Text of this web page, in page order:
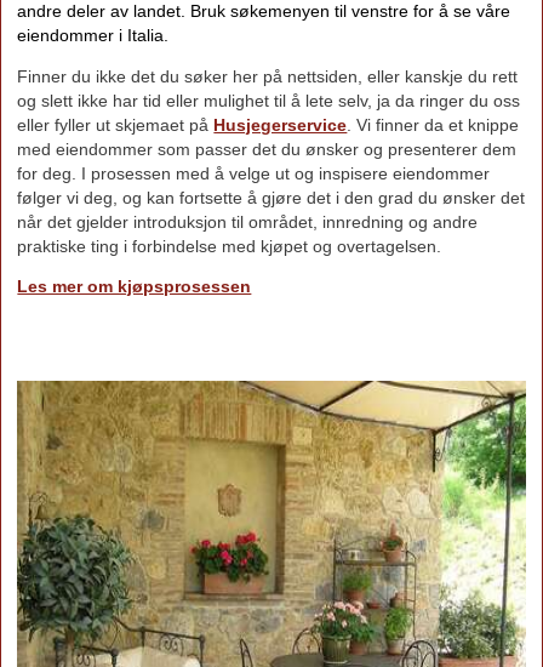
andre deler av landet. Bruk søkemenyen til venstre for å se våre
eiendommer i Italia.
Finner du ikke det du søker her på nettsiden, eller kanskje du rett
og slett ikke har tid eller mulighet til å lete selv, ja da ringer du oss
eller fyller ut skjemaet på Husjegerservice . Vi finner da et knippe
med eiendommer som passer det du ønsker og presenterer dem
for deg. I prosessen med å velge ut og inspisere eiendommer
følger vi deg, og kan fortsette å gjøre det i den grad du ønsker det
når det gjelder introduksjon til området, innredning og andre
praktiske ting i forbindelse med kjøpet og overtagelsen.
Les mer om kjøpsprosessen